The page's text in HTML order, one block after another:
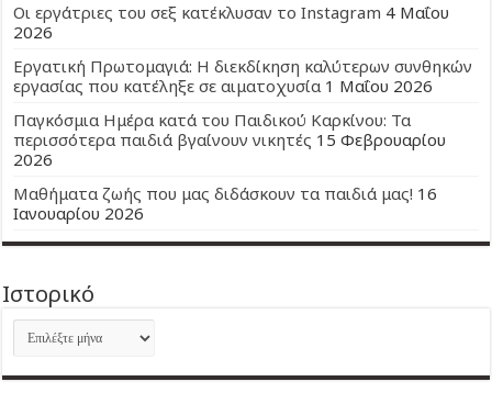
Οι εργάτριες του σεξ κατέκλυσαν το Instagram 4 Μαΐου
2026
Εργατική Πρωτομαγιά: Η διεκδίκηση καλύτερων συνθηκών
εργασίας που κατέληξε σε αιματοχυσία 1 Μαΐου 2026
Παγκόσμια Ημέρα κατά του Παιδικού Καρκίνου: Τα
περισσότερα παιδιά βγαίνουν νικητές 15 Φεβρουαρίου
2026
Μαθήματα ζωής που μας διδάσκουν τα παιδιά μας! 16
Ιανουαρίου 2026
Ιστορικό
Ιστορικό